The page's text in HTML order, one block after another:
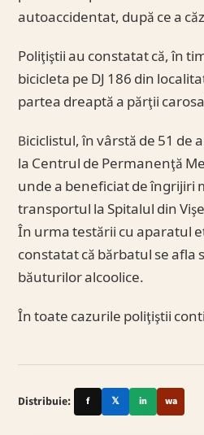
autoaccidentat, după ce a
Poliţiştii au constatat că, în
bicicleta pe DJ 186 din
partea dreaptă a părţii
Biciclistul, în vârstă de 51 de
la Centrul de Permanenţă
unde a beneficiat de îngrijiri
transportul la Spitalul din
În urma testării cu aparatul
constatat că bărbatul se afla
băuturilor alcoolice.
În toate cazurile poliţiştii
Distribuie: f 𝕏 in wa